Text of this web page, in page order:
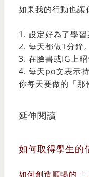
如果我的行動也讓
1. 設定好為了學習
2. 每天都做1分鐘。
3. 在臉書或IG上昭
4. 每天po文表示
你每天要做的「那
延伸閱讀
如何取得學生
如何創造順暢的